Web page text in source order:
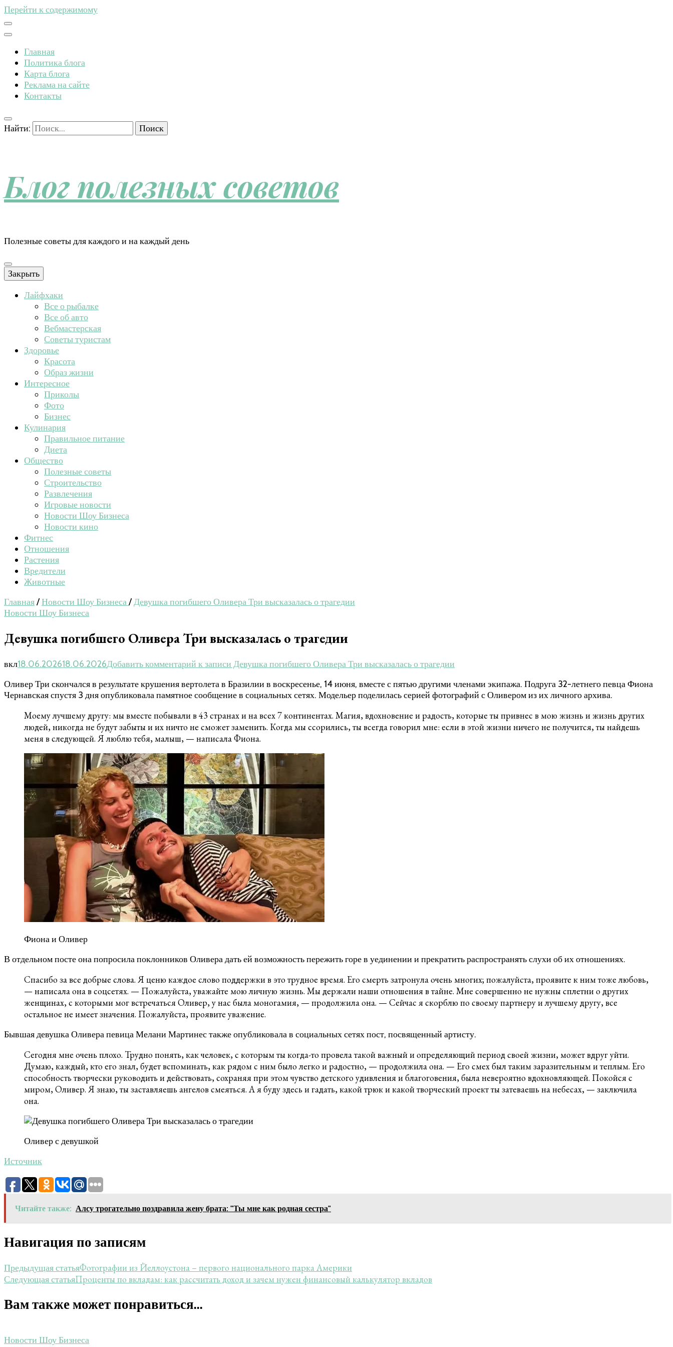
Перейти к содержимому
Главная
Политика блога
Карта блога
Реклама на сайте
Контакты
Найти:
Блог полезных советов
Полезные советы для каждого и на каждый день
Закрыть
Лайфхаки
Все о рыбалке
Все об авто
Вебмастерская
Советы туристам
Здоровье
Красота
Образ жизни
Интересное
Приколы
Фото
Бизнес
Кулинария
Правильное питание
Диета
Общество
Полезные советы
Строительство
Развлечения
Игровые новости
Новости Шоу Бизнеса
Новости кино
Фитнес
Отношения
Растения
Вредители
Животные
Главная/Новости Шоу Бизнеса/Девушка погибшего Оливера Три высказалась о трагедии
Новости Шоу Бизнеса
Девушка погибшего Оливера Три высказалась о трагедии
вкл18.06.202618.06.2026Добавить комментарий к записи Девушка погибшего Оливера Три высказалась о трагедии
Оливер Три скончался в результате крушения вертолета в Бразилии в воскресенье, 14 июня, вместе с пятью другими членами экипажа. Подруга 32-летнего певца Фиона
Чернавская спустя 3 дня опубликовала памятное сообщение в социальных сетях. Модельер поделилась серией фотографий с Оливером из их личного архива.
Моему лучшему другу: мы вместе побывали в 43 странах и на всех 7 континентах. Магия, вдохновение и радость, которые ты привнес в мою жизнь и жизнь других
людей, никогда не будут забыты и их ничто не сможет заменить. Когда мы ссорились, ты всегда говорил мне: если в этой жизни ничего не получится, ты найдешь
меня в следующей. Я люблю тебя, малыш, — написала Фиона.
Фиона и Оливер
В отдельном посте она попросила поклонников Оливера дать ей возможность пережить горе в уединении и прекратить распространять слухи об их отношениях.
Спасибо за все добрые слова. Я ценю каждое слово поддержки в это трудное время. Его смерть затронула очень многих; пожалуйста, проявите к ним тоже любовь,
— написала она в соцсетях. — Пожалуйста, уважайте мою личную жизнь. Мы держали наши отношения в тайне. Мне совершенно не нужны сплетни о других
женщинах, с которыми мог встречаться Оливер, у нас была моногамия, — продолжила она. — Сейчас я скорблю по своему партнеру и лучшему другу, все
остальное не имеет значения. Пожалуйста, проявите уважение.
Бывшая девушка Оливера певица Мелани Мартинес также опубликовала в социальных сетях пост, посвященный артисту.
Сегодня мне очень плохо. Трудно понять, как человек, с которым ты когда-то провела такой важный и определяющий период своей жизни, может вдруг уйти.
Думаю, каждый, кто его знал, будет вспоминать, как рядом с ним было легко и радостно, — продолжила она. — Его смех был таким заразительным и теплым. Его
способность творчески руководить и действовать, сохраняя при этом чувство детского удивления и благоговения, была невероятно вдохновляющей. Покойся с
миром, Оливер. Я знаю, ты заставляешь ангелов смеяться. А я буду здесь и гадать, какой трюк и какой творческий проект ты затеваешь на небесах, — заключила
она.
Оливер с девушкой
Источник
Читайте также: Алсу трогательно поздравила жену брата: "Ты мне как родная сестра"
Навигация по записям
Предыдущая статьяФотографии из Йеллоустона – первого национального парка Америки
Следующая статьяПроценты по вкладам: как рассчитать доход и зачем нужен финансовый калькулятор вкладов
Вам также может понравиться...
Новости Шоу Бизнеса